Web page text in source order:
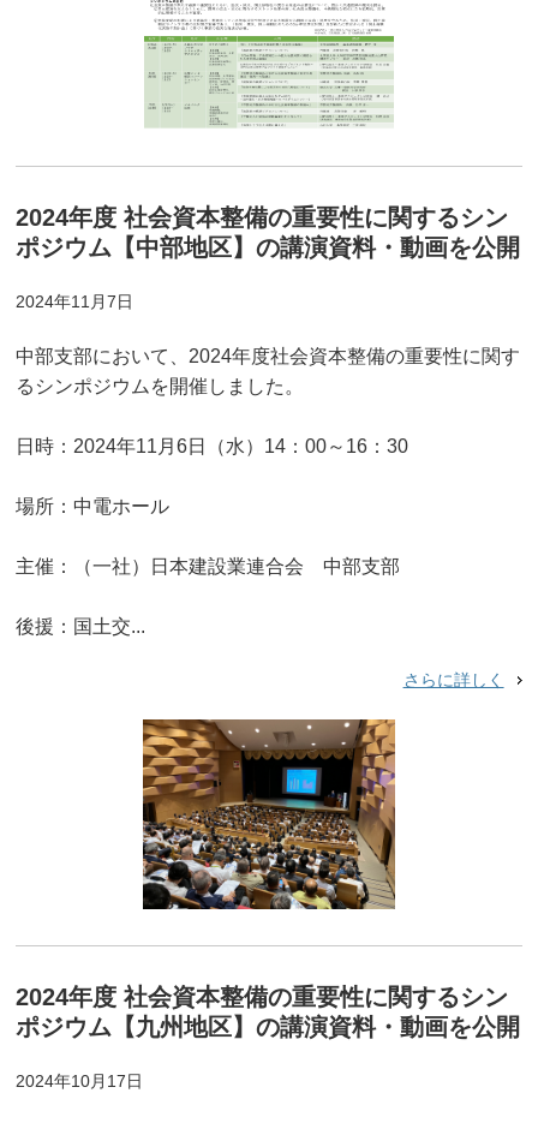
2024年度 社会資本整備の重要性に関するシン
ポジウム【中部地区】の講演資料・動画を公開
2024年11月7日
中部支部において、2024年度社会資本整備の重要性に関す
るシンポジウムを開催しました。
日時：2024年11月6日（水）14：00～16：30
場所：中電ホール
主催：（一社）日本建設業連合会 中部支部
後援：国土交...
さらに詳しく
2024年度 社会資本整備の重要性に関するシン
ポジウム【九州地区】の講演資料・動画を公開
2024年10月17日